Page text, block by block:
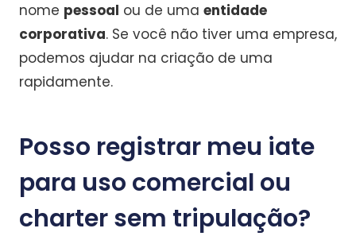
nome pessoal ou de uma entidade
corporativa. Se você não tiver uma empresa,
podemos ajudar na criação de uma
rapidamente.
Posso registrar meu iate
para uso comercial ou
charter sem tripulação?